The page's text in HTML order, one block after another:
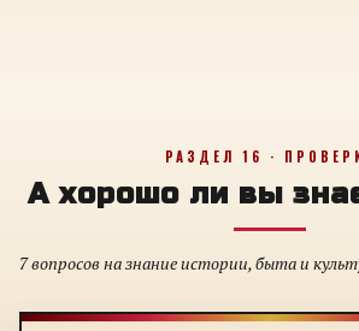
РАЗДЕЛ 16 ·
А хорошо ли вы
7 вопросов на знание истории, быта и